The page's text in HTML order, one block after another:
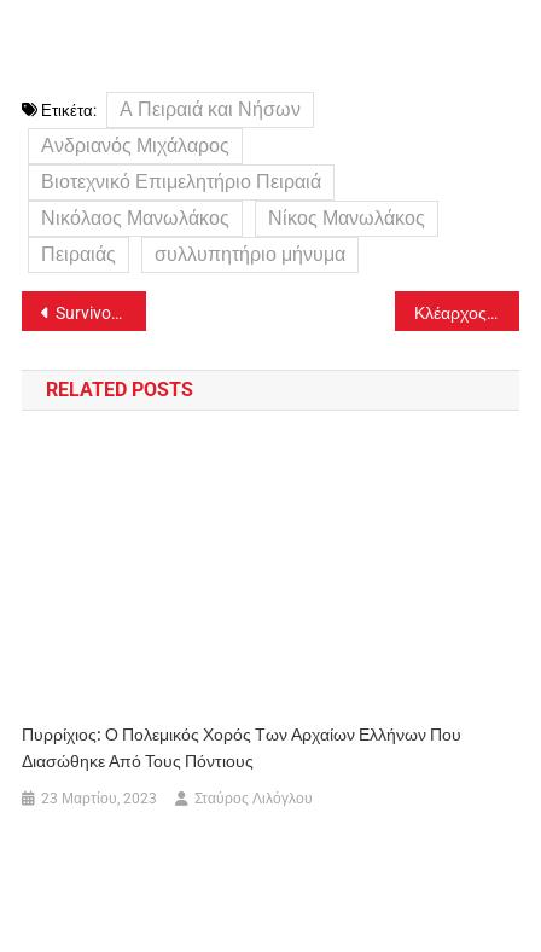
Ετικέτα:
Α Πειραιά και Νήσων
Ανδριανός Μιχάλαρος
Βιοτεχνικό Επιμελητήριο Πειραιά
Νικόλαος Μανωλάκος
Νίκος Μανωλάκος
Πειραιάς
συλλυπητήριο μήνυμα
Πλοήγηση
άρθρων
Survivor Spoiler 15/2: Αυτή η ομάδα κερδίζει σήμερα την ασυλία-video Κλέαρχος Μαρουσάκης: Το έντονο το δεύτερο κύμα της «Μήδειας» θα φέρει χιόνι και στον Πειραιά!
RELATED POSTS
Πυρρίχιος: Ο Πολεμικός Χορός Των Αρχαίων Ελλήνων Που
Διασώθηκε Από Τους Πόντιους
23 Μαρτίου, 2023 Σταύρος Λιλόγλου